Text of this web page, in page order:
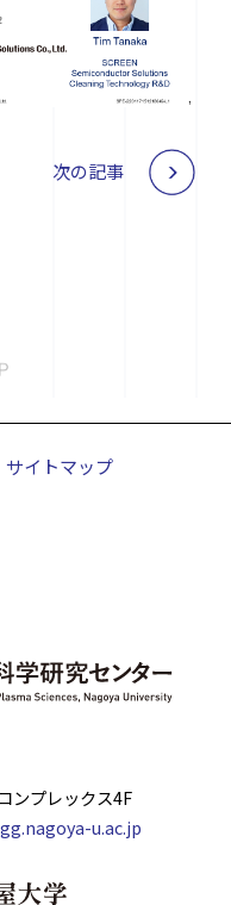
次の記事
サイトマップ
ンプレックス4F
u.ac.jp